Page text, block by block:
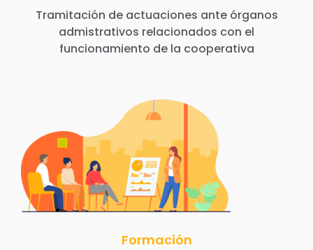
Tramitación de actuaciones ante órganos
admistrativos relacionados con el
funcionamiento de la cooperativa
Formación